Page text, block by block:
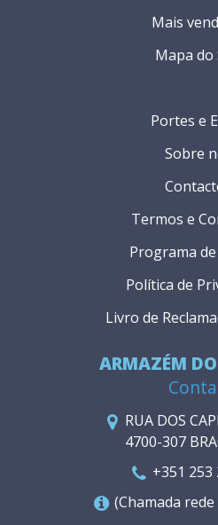
ARMAZÉM
RUA DOS
4700-307
+351 253
(Chamada
Portes e
Sobre
Termos e
Programa
Política de
Livro de
Mais
Mapa do